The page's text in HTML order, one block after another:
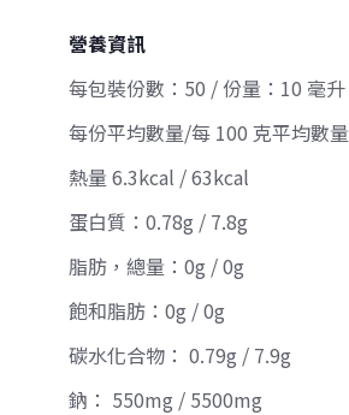
營養資訊
每包裝份數：50 / 份量：10 毫升
每份平均數量/每 100 克平均數量
熱量 6.3kcal / 63kcal
蛋白質：0.78g / 7.8g
脂肪，總量：0g / 0g
飽和脂肪：0g / 0g
碳水化合物： 0.79g / 7.9g
鈉： 550mg / 5500mg